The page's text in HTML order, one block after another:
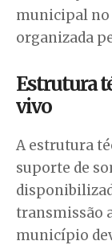
municipal no
organizada
Estrutura
vivo
A estrutura
suporte de
transmissão
município